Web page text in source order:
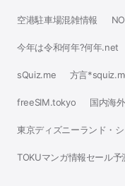
空港駐車場混雑情報
今年は令和何年?何年.net
sQuiz.me 方言
freeSIM.tokyo 国内海
東京ディズニーランド・
TOKUマンガ情報セール予